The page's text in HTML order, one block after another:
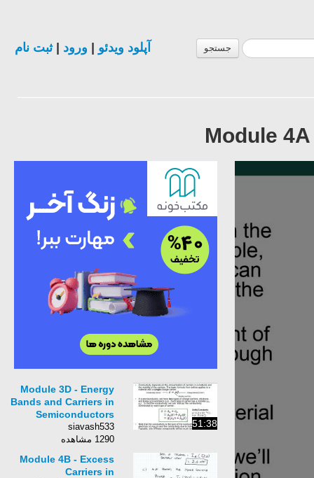
جستجو آپلود ویدئو ورود |ثبت نام
Module
51:38
Module 3D - Energy
Bands and Carriers in
Semiconductors
siavash533
1290 مشاهده
Module 4B - Excess
Carriers in